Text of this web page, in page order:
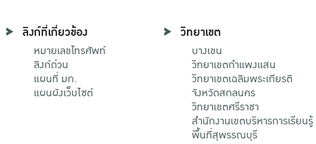
ลิงก์ที่เกี่ยวข้อง
หมายเลขโทรศัพท์
ลิงก์ด่วน
แผนที่ มก.
แผนผังเว็บไซต์
วิทยาเขต
บางเขน
วิทยาเขตกําแพงแสน
วิทยาเขตเฉลิมพระเกียรติ
จังหวัดสกลนคร
วิทยาเขตศรีราชา
สำนักงานเขตบริหารการเรียนรู้
พื้นที่สุพรรณบุรี